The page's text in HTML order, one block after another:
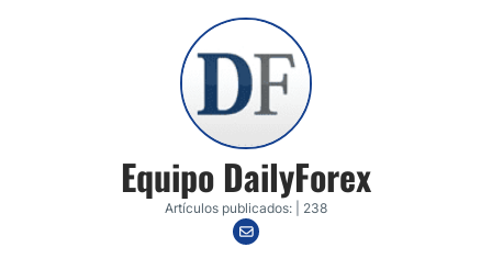
Equipo DailyForex
Artículos publicados: | 238